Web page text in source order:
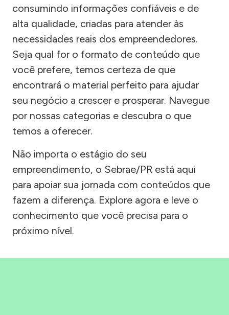
consumindo informações confiáveis e de
alta qualidade, criadas para atender às
necessidades reais dos empreendedores.
Seja qual for o formato de conteúdo que
você prefere, temos certeza de que
encontrará o material perfeito para ajudar
seu negócio a crescer e prosperar. Navegue
por nossas categorias e descubra o que
temos a oferecer.
Não importa o estágio do seu
empreendimento, o Sebrae/PR está aqui
para apoiar sua jornada com conteúdos que
fazem a diferença. Explore agora e leve o
conhecimento que você precisa para o
próximo nível.